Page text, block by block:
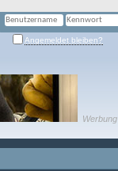
Angemeldet bleiben?
Werbung